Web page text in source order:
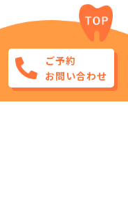
ご予約
お問い合わせ